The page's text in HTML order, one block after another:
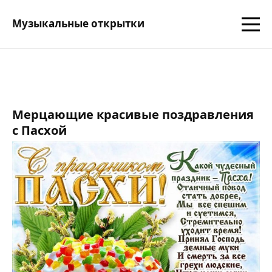
Музыкальные открытки
Мерцающие красивые поздравления
с Пасхой